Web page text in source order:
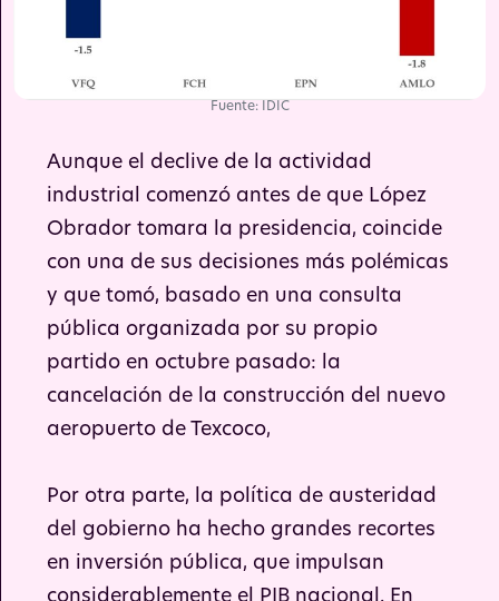
Fuente: IDIC
Aunque el declive de la actividad
industrial comenzó antes de que López
Obrador tomara la presidencia, coincide
con una de sus decisiones más polémicas
y que tomó, basado en una consulta
pública organizada por su propio
partido en octubre pasado: la
cancelación de la construcción del nuevo
aeropuerto de Texcoco,
Por otra parte, la política de austeridad
del gobierno ha hecho grandes recortes
en inversión pública, que impulsan